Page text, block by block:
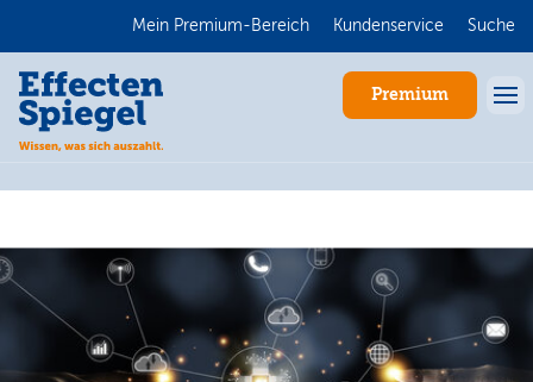
Mein Premium-Bereich Kundenservice Suche
Premium